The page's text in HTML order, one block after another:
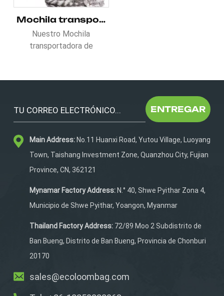
Mochila transportadora de mascotas para gatos, de lados blandos, aprobada por aerolíneas
Nuestro Mochila
transportadora de
por aerolíneas Está bien
y poliéster 600D duradero.
gato vea el exterior desde
el interior. La parte
extraíble... La almohadilla
hace que el gato se sienta
cómodo dentro. Es un
que es compatible con
aerolíneas.Aprobado.
ENTREGAR
Main Address:No.11 Huanxi Road, Yutou Village, Luoyang
Town, Taishang Investment Zone, Quanzhou City, Fujian
Province, CN, 362121
Mynamar Factory Address:N.° 40, Shwe Pyithar Zona 4,
Municipio de Shwe Pyithar, Yoangon, Myanmar
Thailand Factory Address:72/89 Moo 2 Subdistrito de
Ban Bueng, Distrito de Ban Bueng, Provincia de Chonburi
20170
sales@ecoloombag.com